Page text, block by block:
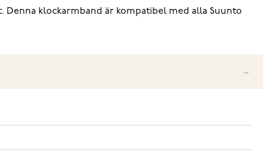
Denna klockarmband är kompatibel med alla Suunto